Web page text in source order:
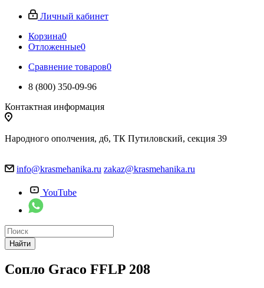
Личный кабинет
Корзина0
Отложенные0
Сравнение товаров0
8 (800) 350-09-96
Контактная информация
Народного ополчения, д6, ТК Путиловский, секция 39
info@krasmehanika.ru zakaz@krasmehanika.ru
YouTube
Найти
Сопло Graco FFLP 208